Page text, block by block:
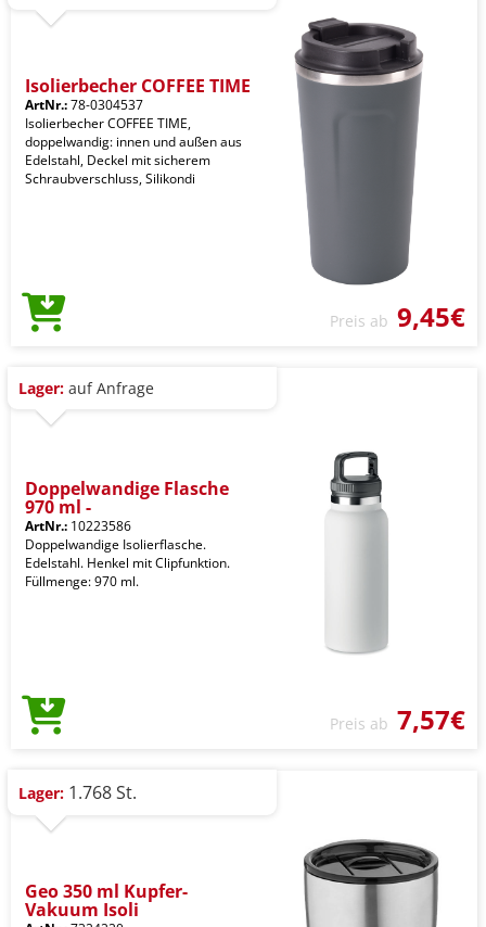
Isolierbecher COFFEE TIME
ArtNr.:78-0304537
Isolierbecher COFFEE TIME,
doppelwandig: innen und außen aus
Edelstahl, Deckel mit sicherem
Schraubverschluss, Silikondi
Preis ab 9,45€
Lager: auf Anfrage
Doppelwandige Flasche
970 ml -
ArtNr.: 10223586
Doppelwandige Isolierflasche.
Edelstahl. Henkel mit Clipfunktion.
Füllmenge: 970 ml.
Preis ab 7,57€
Lager: 1.768 St.
Geo 350 ml Kupfer-
Vakuum Isoli